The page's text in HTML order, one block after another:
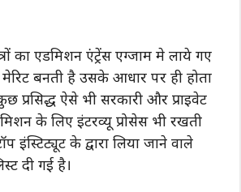
का एडमिशन एंट्रेंस एग्जाम मे लाये गए
बनती है उसके आधार पर ही होता
प्रसिद्ध ऐसे भी सरकारी और प्राइवेट
के लिए इंटरव्यू प्रोसेस भी रखती
इंस्टिट्यूट के द्वारा लिया जाने वाले
दी गई है।